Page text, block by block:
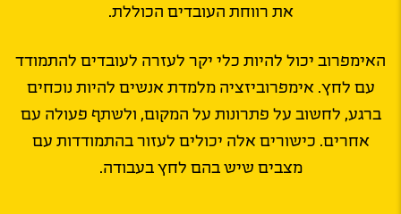
את רווחת העובדים הכוללת.
האימפרוב יכול להיות כלי יקר לעזרה לעובדים להתמודד
עם לחץ. אימפרוביזציה מלמדת אנשים להיות נוכחים
ברגע, לחשוב על פתרונות על המקום, ולשתף פעולה עם
אחרים. כישורים אלה יכולים לעזור בהתמודדות עם
מצבים שיש בהם לחץ בעבודה.